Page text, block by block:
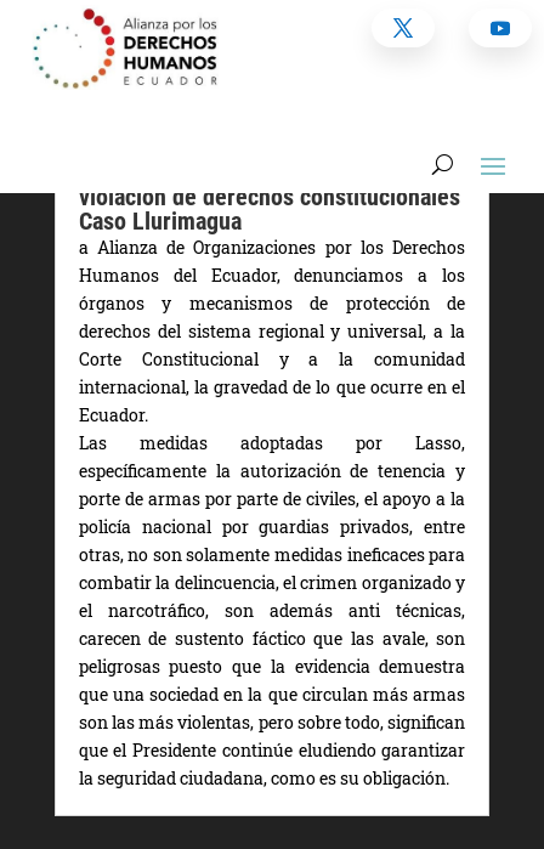
CARTA PÚBLICA| Seguridad jurídica y
violación de derechos constitucionales
Caso Llurimagua
a Alianza de Organizaciones por los Derechos
Humanos del Ecuador, denunciamos a los
órganos y mecanismos de protección de
derechos del sistema regional y universal, a la
Corte Constitucional y a la comunidad
internacional, la gravedad de lo que ocurre en el
Ecuador.
Las medidas adoptadas por Lasso,
específicamente la autorización de tenencia y
porte de armas por parte de civiles, el apoyo a la
policía nacional por guardias privados, entre
otras, no son solamente medidas ineficaces para
combatir la delincuencia, el crimen organizado y
el narcotráfico, son además anti técnicas,
carecen de sustento fáctico que las avale, son
peligrosas puesto que la evidencia demuestra
que una sociedad en la que circulan más armas
son las más violentas, pero sobre todo, significan
que el Presidente continúe eludiendo garantizar
la seguridad ciudadana, como es su obligación.